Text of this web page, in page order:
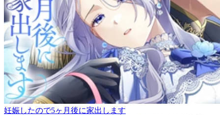
妊娠したので5ヶ月後に家出します